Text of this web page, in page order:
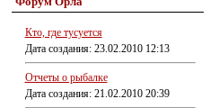
Кто, где тусуется
Дата создания: 23.02.2010 12:13
Отчеты о рыбалке
Дата создания: 21.02.2010 20:39